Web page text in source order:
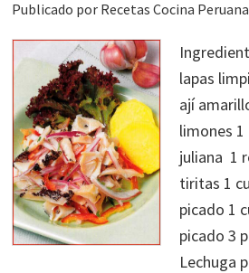
Publicado por Recetas Cocina Peruana
lapas
ají
limones
juliana 1
tiritas 1
picado 1
picado 3
Lechuga